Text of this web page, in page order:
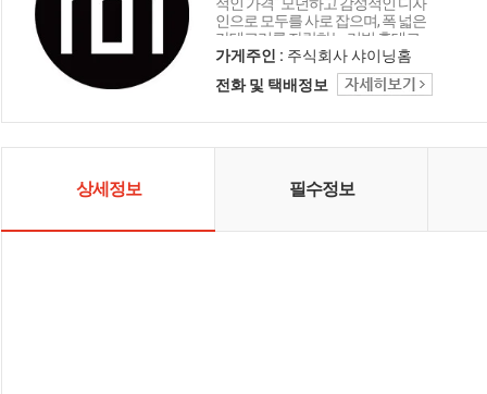
인으로 모두를 사로 잡으며, 폭 넓은
카테고리를 자랑하는 리빙 홈데코
인테리어 샤이닝홈입니다.
가게주인 : 주식회사 샤이닝홈
전화 및 택배정보
상세정보 필수정보